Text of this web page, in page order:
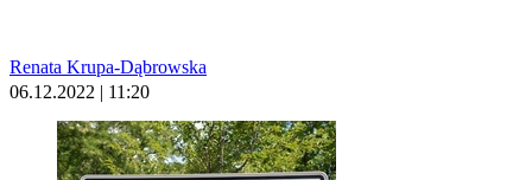
Renata Krupa-Dąbrowska
06.12.2022 | 11:20